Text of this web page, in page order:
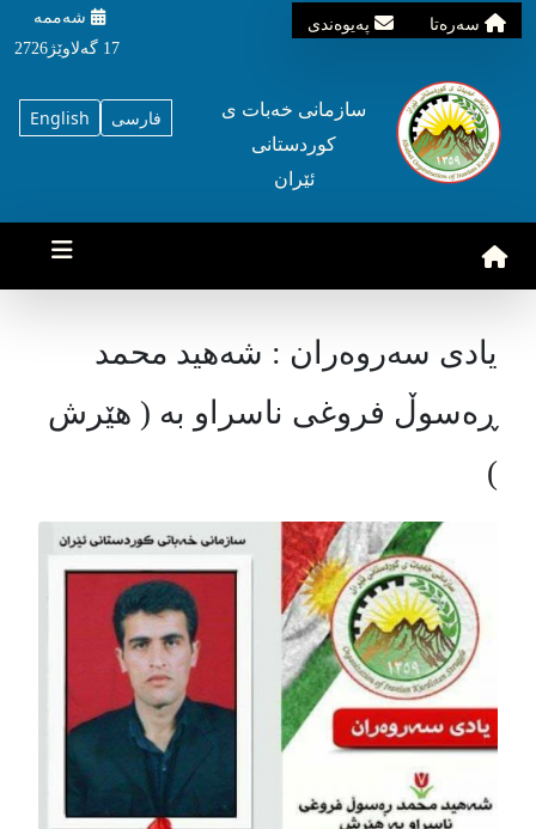
سه‌ره‌تا په‌یوه‌ندی
شه‌ممه‌
17 گه‌لاوێژ2726
English فارسی
سازمانی خه‌بات ی
کوردستانی
ئێران
یادی سەروەران : شەهید محمد
ڕەسوڵ فروغی ناسراو بە ( هێرش
)